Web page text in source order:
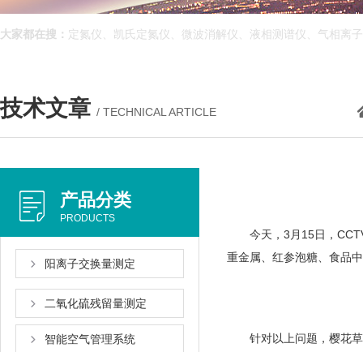
大家都在搜： 定氮仪、凯氏定氮仪、微波消解仪、液相测谱仪、气相
技术文章 / TECHNICAL ARTICLE
产品分类
PRODUCTS
阳离子交换量测定
二氧化硫残留量测定
智能空气管理系统
今天，3月15日，
重金属、红参泡糖、食
针对以上问题，樱花草